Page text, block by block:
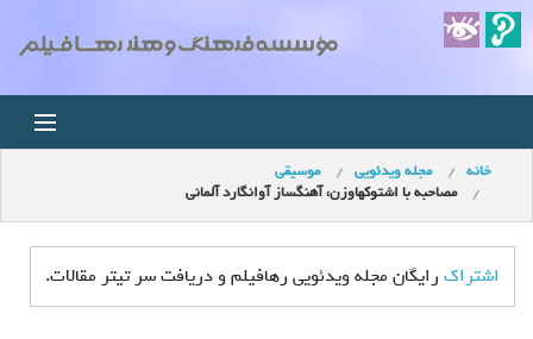
خانه
خانه مجله ویدئویی
موسیقی
مصاحبه با اشتوکهاوزن، آهنگساز آوانگارد آلمانی
اشتراک رایگان مجله ویدئویی رهافیلم و دریافت سر تیتر مقالات.